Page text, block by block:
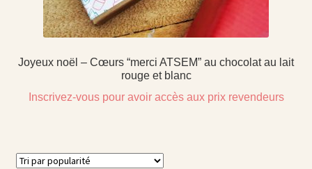
Joyeux noël – Cœurs “merci ATSEM” au chocolat au lait
rouge et blanc
Inscrivez-vous pour avoir accès aux prix revendeurs